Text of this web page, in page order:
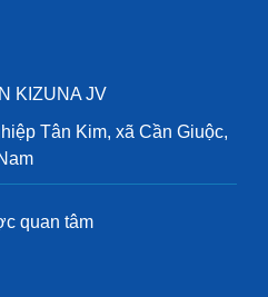
KIZUNA JV
Tân Kim, xã Cần Giuộc,
quan tâm